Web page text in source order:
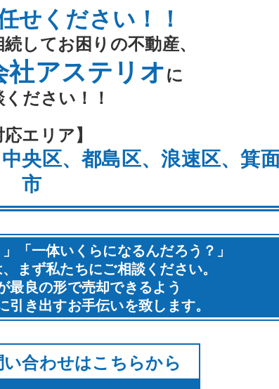
せください！！
してお困りの不動産、
社アステリオに
ださい！！
応エリア】
央区、都島区、浪速区、箕
市
「一体いくらになるんだろう？」
まず私たちにご相談ください。
最良の形で売却できるよう
き出すお手伝いを致します。
合わせはこちらから